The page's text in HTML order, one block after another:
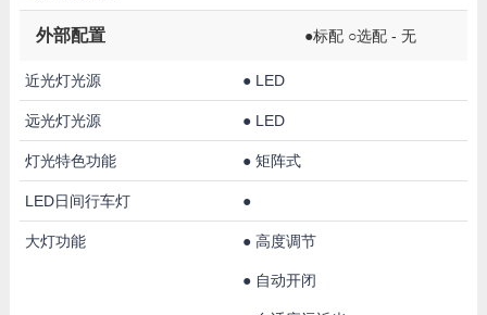
外部配置 ●标配 ○选配 - 无
近光灯光源 ● LED
远光灯光源 ● LED
灯光特色功能 ● 矩阵式
LED日间行车灯 ●
大灯功能 ● 高度调节
● 自动开闭